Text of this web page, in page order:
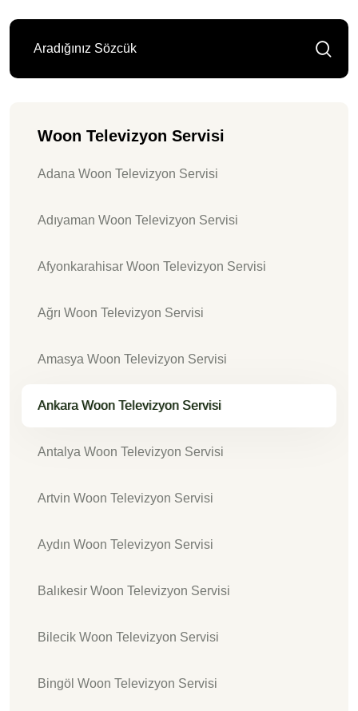
Woon Televizyon Servisi
Adana Woon Televizyon Servisi
Adıyaman Woon Televizyon Servisi
Afyonkarahisar Woon Televizyon Servisi
Ağrı Woon Televizyon Servisi
Amasya Woon Televizyon Servisi
Ankara Woon Televizyon Servisi
Antalya Woon Televizyon Servisi
Artvin Woon Televizyon Servisi
Aydın Woon Televizyon Servisi
Balıkesir Woon Televizyon Servisi
Bilecik Woon Televizyon Servisi
Bingöl Woon Televizyon Servisi